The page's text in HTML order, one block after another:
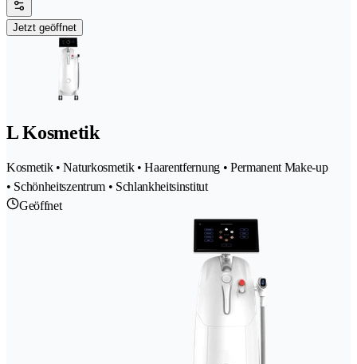
Jetzt geöffnet
L Kosmetik
Kosmetik • Naturkosmetik • Haarentfernung • Permanent Make-up
• Schönheitszentrum • Schlankheitsinstitut
Geöffnet